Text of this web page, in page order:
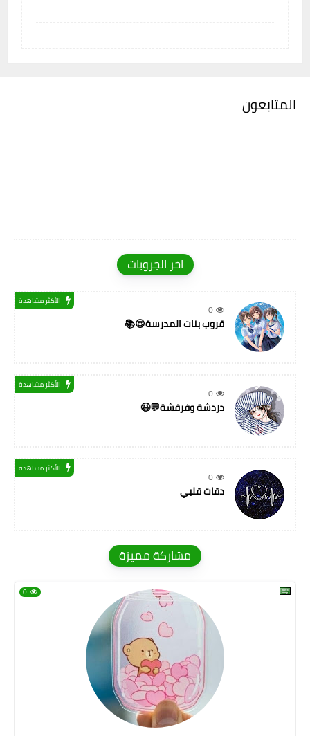
المتابعون
اخر الجروبات
0
الأكثر مشاهدة
قروب بنات المدرسة😍📚
0
الأكثر مشاهدة
دردشة وفرفشة💬😉
0
الأكثر مشاهدة
دقات قلبي
مشاركة مميزة
0